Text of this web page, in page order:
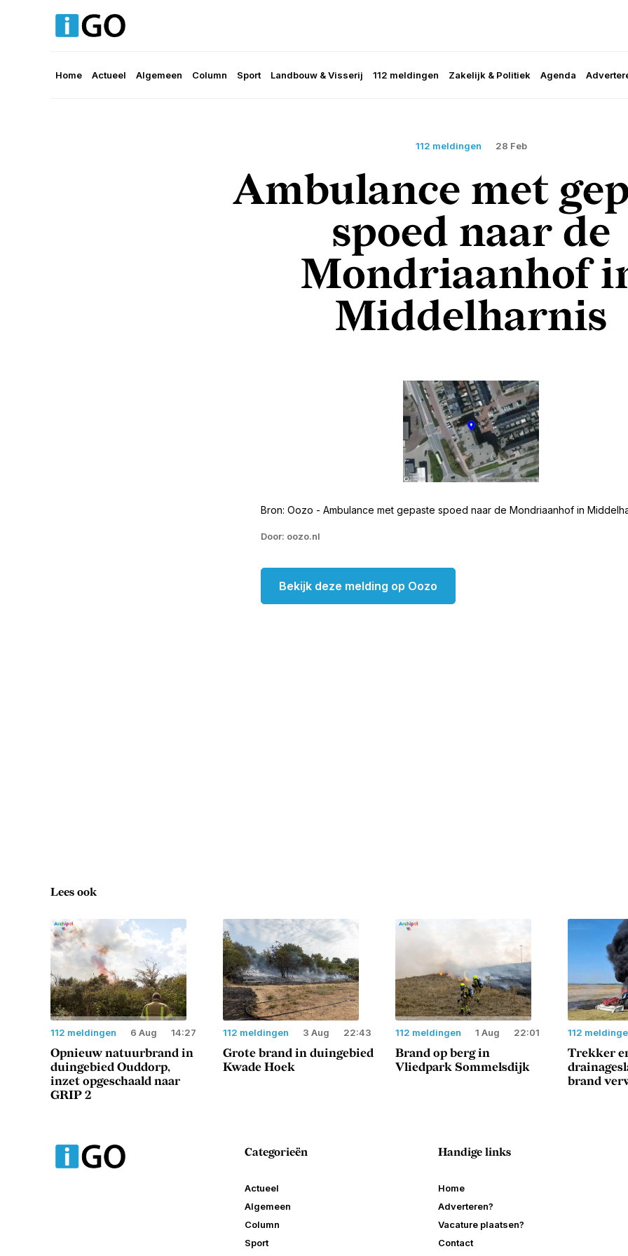
Home Actueel Algemeen Column Sport Landbouw & Visserij 112 meldingen Zakelijk & Politiek Agenda
112 meldingen 28 Feb
Ambulance met
spoed naar de
Mondriaanhof
Middelharnis
Bron: Oozo - Ambulance met gepaste spoed naar de Mondriaanhof in
Door: oozo.nl
Bekijk deze melding op Oozo
Lees ook
112 meldingen 6 Aug 14:27
Opnieuw natuurbrand in
duingebied Ouddorp,
inzet opgeschaald naar
GRIP 2
112 meldingen 3 Aug 22:43
Grote brand in duingebied
Kwade Hoek
112 meldingen 1 Aug 22:01
Brand op berg in
Vliedpark Sommelsdijk
112
Trekker
brand
Categorieën
Actueel
Algemeen
Column
Sport
Handige links
Home
Adverteren?
Vacature plaatsen?
Contact